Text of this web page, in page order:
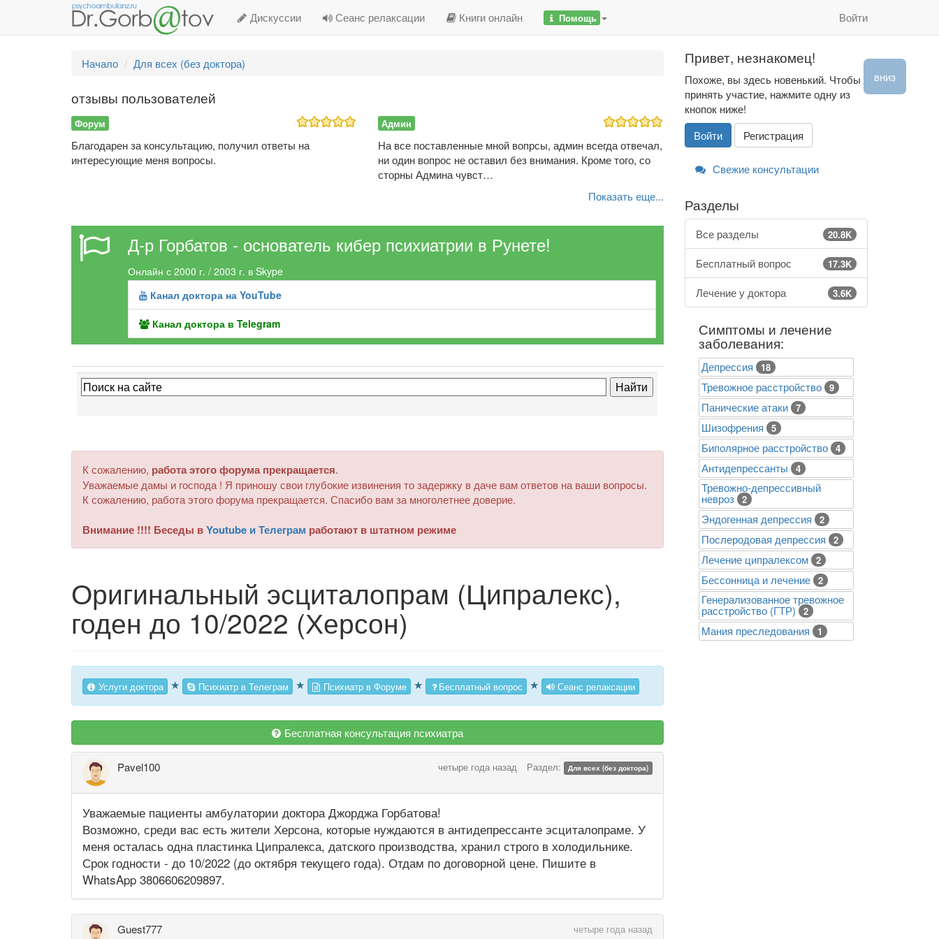
Дискуссии Сеанс релаксации Книги онлайн Помощь Войти
Начало Для всех (без доктора)
отзывы пользователей
Форум
Благодарен за консультацию, получил ответы на
интересующие меня вопросы.
Админ
На все поставленные мной вопрсы, админ всегда отвечал,
ни один вопрос не оставил без внимания. Кроме того, со
сторны Админа чувст…
Показать еще...
Д-р Горбатов - основатель кибер психиатрии в Рунете!
Онлайн с 2000 г. / 2003 г. в Skype
Канал доктора на YouTube
Канал доктора в Telegram
К сожалению, работа этого форума прекращается.
Уважаемые дамы и господа ! Я приношу свои глубокие извинения то задержку в даче вам ответов на ваши вопросы.
К сожалению, работа этого форума прекращается. Спасибо вам за многолетнее доверие.
Внимание !!!! Беседы вYoutube и Телеграм работают в штатном режиме
Оригинальный эсциталопрам (Ципралекс),
годен до 10/2022 (Херсон)
вниз
Услуги доктора ★ Психиатр в Телеграм ★ Психиатр в Форуме ★ Бесплатный вопрос ★ Сеанс релаксации
Бесплатная консультация психиатра
Pavel100 четыре года назад Раздел: Для всех (без доктора)
Уважаемые пациенты амбулатории доктора Джорджа Горбатова!
Возможно, среди вас есть жители Херсона, которые нуждаются в антидепрессанте эсциталопраме. У
меня осталась одна пластинка Ципралекса, датского производства, хранил строго в холодильнике.
Срок годности - до 10/2022 (до октября текущего года). Отдам по договорной цене. Пишите в
WhatsApp 3806606209897.
Guest777 четыре года назад
Привет, незнакомец!
Похоже, вы здесь новенький. Чтобы
принять участие, нажмите одну из
кнопок ниже!
Войти
Регистрация
Свежие консультации
Разделы
Все разделы 20.8K
Бесплатный вопрос 17.3K
Лечение у доктора 3.6K
Симптомы и лечение
заболевания:
Депрессия 18
Тревожное расстройство 9
Панические атаки 7
Шизофрения 5
Биполярное расстройство 4
Антидепрессанты 4
Тревожно-депрессивный
невроз 2
Эндогенная депрессия 2
Послеродовая депрессия 2
Лечение ципралексом 2
Бессонница и лечение 2
Генерализованное тревожное
расстройство (ГТР) 2
Mания преследования 1